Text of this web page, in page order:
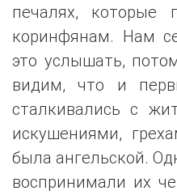
печалях, которые
коринфянам. Нам
это услышать,
видим, что и
сталкивались с
искушениями,
была ангельской.
воспринимали их